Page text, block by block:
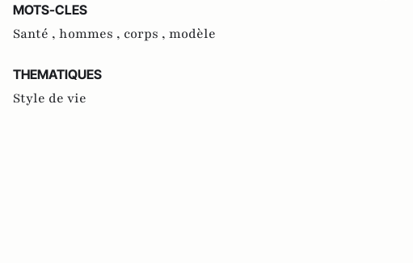
MOTS-CLES
Santé , hommes , corps , modèle
THEMATIQUES
Style de vie